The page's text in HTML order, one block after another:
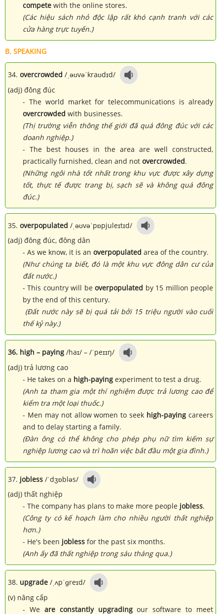
compete with the online stores.
(Các hiệu sách nhỏ độc lập rất khó cạnh tranh với các
cửa hàng trực tuyến.)
B. SPEAKING
34. overcrowded /ˌəʊvəˈkraʊdɪd/
(adj) đông đúc
- The world market for telecommunications is already
overcrowded with businesses.
(Thị trường viễn thông thế giới đã quá đông đúc với các
doanh nghiệp.)
- The best houses in the area are well constructed,
practically furnished, clean and not overcrowded.
(Những ngôi nhà tốt nhất trong khu vực được xây dựng
tốt, thực tế được trang bị, sạch sẽ và không quá đông
đúc.)
35. overpopulated /ˌəʊvəˈpɒpjuleɪtɪd/
(adj) đông đúc, đông dân
- As we know, it is an overpopulated area of the country.
(Như chúng ta biết, đó là một khu vực đông dân cư của
đất nước.)
- This country will beoverpopulated by 15 million people
by the end of this century.
(Đất nước này sẽ bị quá tải bởi 15 triệu người vào cuối
thế kỷ này.)
36. high – paying /haɪ/ – /ˈpeɪɪŋ/
(adj) trả lương cao
- He takes on a high-paying experiment to test a drug.
(Anh ta tham gia một thí nghiệm được trả lương cao để
kiểm tra một loại thuốc.)
- Men may not allow women to seek high-paying careers
and to delay starting a family.
(Đàn ông có thể không cho phép phụ nữ tìm kiếm sự
nghiệp lương cao và trì hoãn việc bắt đầu một gia đình.)
37. jobless /ˈdʒɒbləs/
(adj) thất nghiệp
- The company has plans to make more people jobless.
(Công ty có kế hoạch làm cho nhiều người thất nghiệp
hơn.)
- He's been jobless for the past six months.
(Anh ấy đã thất nghiệp trong sáu tháng qua.)
38. upgrade /ˌʌpˈɡreɪd/
(v) nâng cấp
- We are constantly upgradingour software to meet